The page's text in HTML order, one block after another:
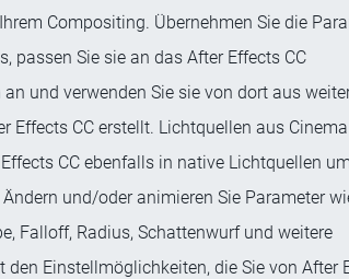
Compositing. Übernehmen Sie die
passen Sie sie an das After Effects CC
und verwenden Sie sie von dort aus
Effects CC erstellt. Lichtquellen aus Cinema
CC ebenfalls in native Lichtquellen
und/oder animieren Sie Parameter
Falloff, Radius, Schattenwurf und weitere
den Einstellmöglichkeiten, die Sie von After